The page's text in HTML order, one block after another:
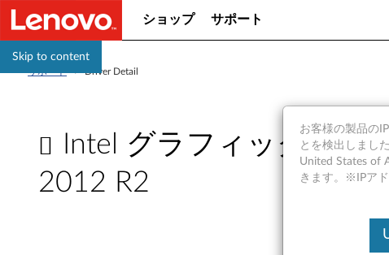
Skip to content
ショップ サポート
サポート >Driver Detail
Intel グラフィックス
2012 R2
お客様の製品の
とを検出しまし
United States of
きます。※IPア